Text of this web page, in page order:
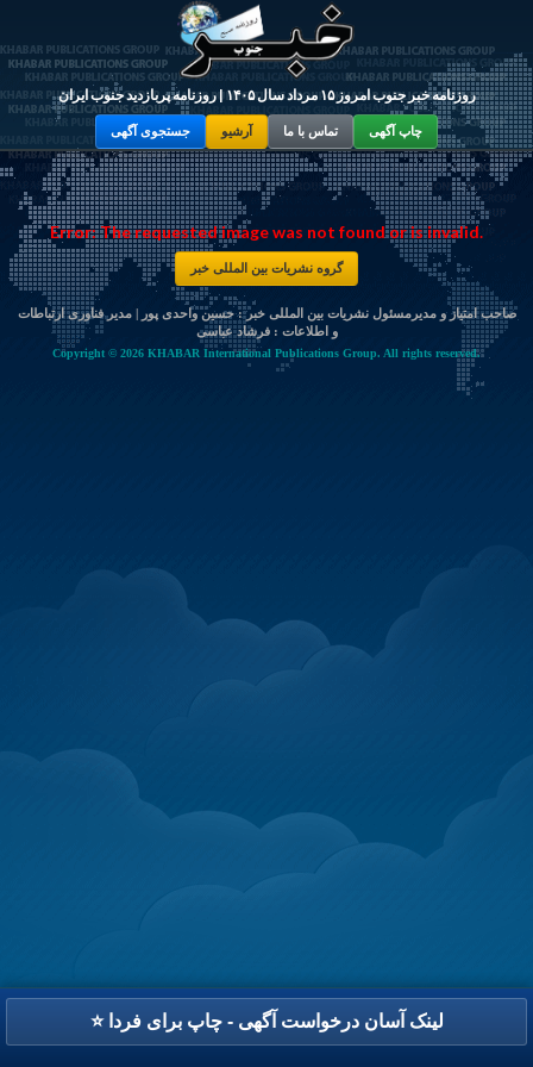
روزنامه خبر جنوب امروز ۱۵ مرداد سال ۱۴۰۵ | روزنامه پربازدید جنوب ایران
جستجوی آگهی آرشیو تماس با ما چاپ آگهی
⭐ لینک آسان درخواست آگهی - چاپ برای فردا
Error: The requested image was not found or is invalid.
گروه نشریات بین المللی خبر
صاحب امتیاز و مدیرمسئول نشریات بین المللی خبر : حسین واحدی پور | مدیر فناوری ارتباطات
و اطلاعات :فرشاد عباسی
Copyright © 2026 KHABAR International Publications Group. All rights reserved.